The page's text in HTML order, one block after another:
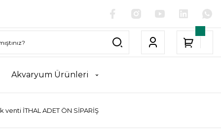
Akvaryum Ürünleri
İTHAL ADET ÖN SİPARİŞ